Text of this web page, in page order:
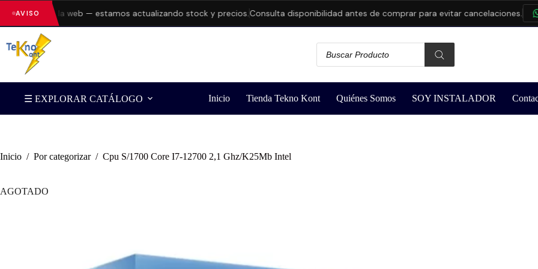
AVISOen la web — estamos actualizando stock y precios.Consulta disponibilidad antes de comprar para evitar cancelaciones.
☰ EXPLORAR CATÁLOGO Inicio Tienda Tekno Kont Quiénes Somos SOY INSTALADOR
Inicio / Por categorizar / Cpu S/1700 Core I7-12700 2,1 Ghz/K25Mb Intel
AGOTADO